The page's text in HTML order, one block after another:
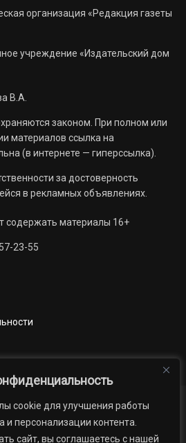
cookie для улучшения работы
и персонализации контента.
сайт, вы соглашаетесь с нашей
организация «Редакция газеты
учреждение «Издательский дом
В.А.
законом. При полном или
материалов ссылка на
(в интернете — гиперссылка).
за достоверность
в рекламных объявлениях.
содержать материалы 16+
23-55
проекты
Официально